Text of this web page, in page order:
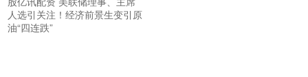
人选引关注！经济前景生变引原
油“四连跌”